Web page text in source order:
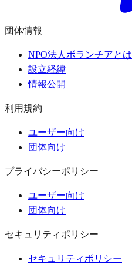
団体情報
NPO法人ボランチアとは
設立経緯
情報公開
利用規約
ユーザー向け
団体向け
プライバシーポリシー
ユーザー向け
団体向け
セキュリティポリシー
セキュリティポリシー